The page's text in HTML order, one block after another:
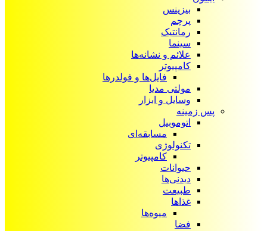
بیزینس
پرچم
رمانتیک
سینما
علائم و نشانه‌ها
کامپیوتر
فایل‌ها و فولدرها
مولتی مدیا
وسایل و ابزار
پس زمینه
اتوموبیل
مسابقه‌ای
تکنولوژی
کامپیوتر
حیوانات
دیدنی‌ها
طبیعت
غذاها
میوه‌ها
فضا